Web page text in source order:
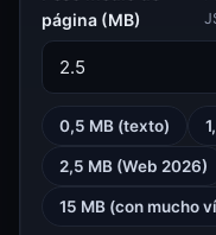
página (MB)
0,5 MB (texto)
2,5 MB (Web 2026)
15 MB (con mucho